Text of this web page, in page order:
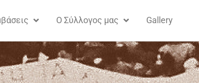
Ο Σύλλογος μας Gallery